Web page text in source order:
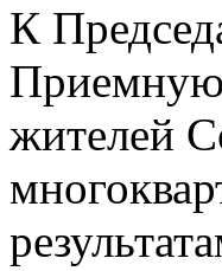
К
Приемную
жителей